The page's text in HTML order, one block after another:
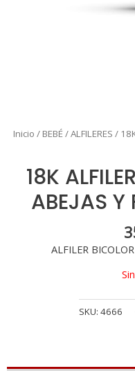
Inicio / BEBÉ /ALFILERES /
18K
ABEJAS
ALFILER
SKU: 4666